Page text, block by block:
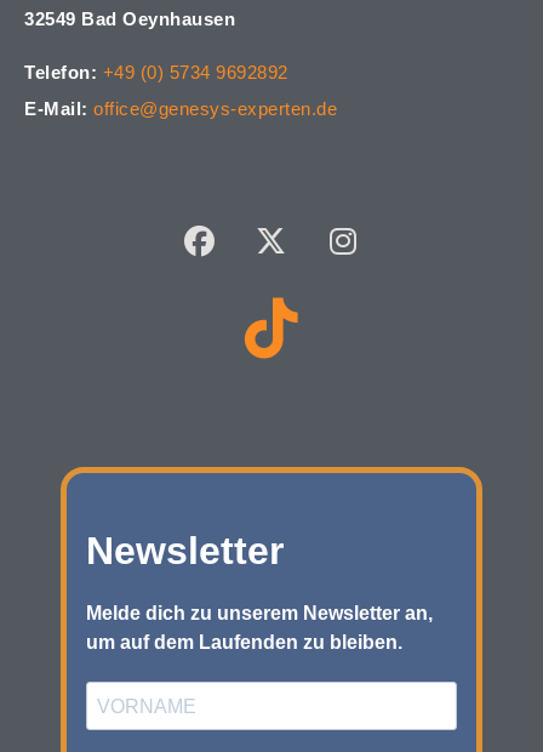
32549 Bad Oeynhausen
Telefon: +49 (0) 5734 9692892
E-Mail: office@genesys-experten.de